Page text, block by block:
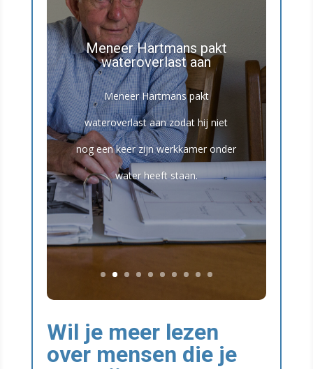
Meneer Hartmans pakt
wateroverlast aan
Meneer Hartmans pakt
wateroverlast aan zodat hij niet
nog een keer zijn werkkamer onder
water heeft staan.
De familie Linckens ging van
energielabel G naar energielabel B
door hun huis slim te
verduurzamen. Dat betaalt zich dus
meteen terug.
Wil je meer lezen
over mensen die je